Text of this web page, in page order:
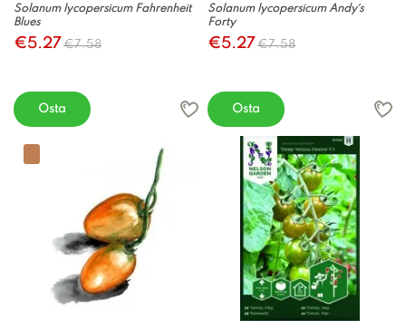
Solanum lycopersicum Fahrenheit
Blues
€5.27 €7.58
Osta
Solanum lycopersicum Andy´s
Forty
€5.27 €7.58
Osta